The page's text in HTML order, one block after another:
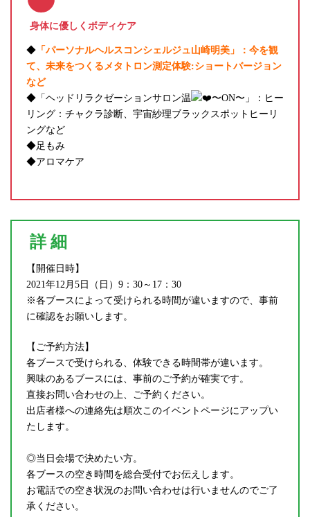
身体に優しくボディケア
◆ 「パーソナルヘルスコンシェルジュ山崎明美」：今を観
て、未来をつくるメタトロン測定体験:ショートバージョン
など
◆「ヘッドリラクゼーションサロン温
〜ON〜」：ヒー
リング：チャクラ診断、宇宙紗理ブラックスポットヒーリ
ングなど
◆足もみ
◆アロマケア
詳細
【開催日時】
2021年12月5日（日）9：30～17：30
※各ブースによって受けられる時間が違いますので、事前
に確認をお願いします。
【ご予約方法】
各ブースで受けられる、体験できる時間帯が違います。
興味のあるブースには、事前のご予約が確実です。
直接お問い合わせの上、ご予約ください。
出店者様への連絡先は順次このイベントページにアップい
たします。
◎当日会場で決めたい方。
各ブースの空き時間を総合受付でお伝えします。
お電話での空き状況のお問い合わせは行いませんのでご了
承ください。